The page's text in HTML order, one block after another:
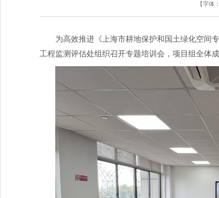
【字体
为高效推进《上海市耕地保护和国土绿化空间
工程监测评估处组织召开专题培训会，项目组全体